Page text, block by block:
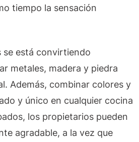
tiempo la sensación
se está convirtiendo
metales, madera y piedra
Además, combinar colores y
y único en cualquier cocina
los propietarios pueden
agradable, a la vez que